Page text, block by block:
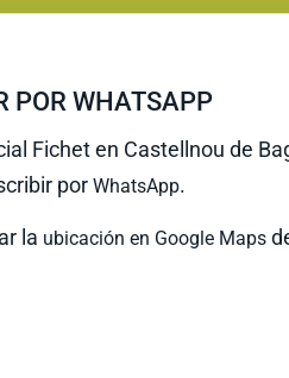
POR WHATSAPP
Fichet en Castellnou de
por WhatsApp.
la ubicación en Google Maps